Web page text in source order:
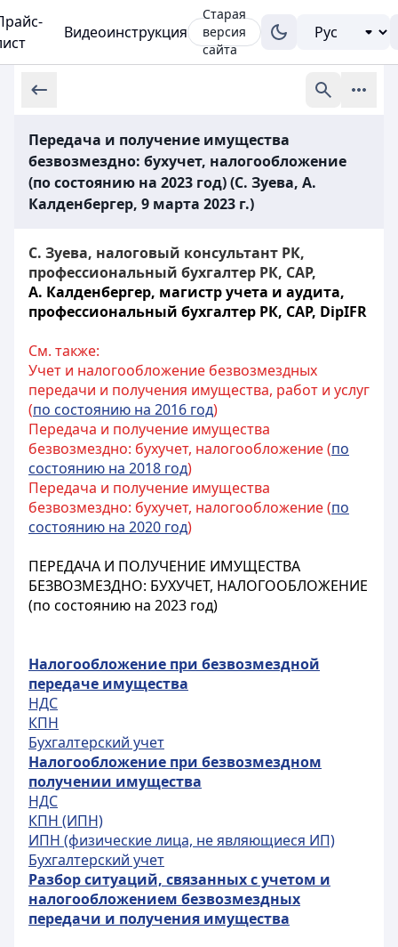
Видеоинструкция
Старая
версия
сайта
Передача и получение имущества
безвозмездно: бухучет, налогообложение
(по состоянию на 2023 год) (С. Зуева, А.
Калденбергер, 9 марта 2023 г.)
С. Зуева, налоговый консультант РК,
профессиональный бухгалтер РК, CAP,
А. Калденбергер, магистр учета и аудита,
профессиональный бухгалтер РК, CAP, DipIFR
См. также:
Учет и налогообложение безвозмездных
передачи и получения имущества, работ и услуг
(по состоянию на 2016 год)
Передача и получение имущества
безвозмездно: бухучет, налогообложение (по
состоянию на 2018 год)
Передача и получение имущества
безвозмездно: бухучет, налогообложение (по
состоянию на 2020 год)
ПЕРЕДАЧА И ПОЛУЧЕНИЕ ИМУЩЕСТВА
БЕЗВОЗМЕЗДНО: БУХУЧЕТ, НАЛОГООБЛОЖЕНИЕ
(по состоянию на 2023 год)
Налогообложение при безвозмездной
передаче имущества
НДС
КПН
Бухгалтерский учет
Налогообложение при безвозмездном
получении имущества
НДС
КПН (ИПН)
ИПН (физические лица, не являющиеся ИП)
Бухгалтерский учет
Разбор ситуаций, связанных с учетом и
налогообложением безвозмездных
передачи и получения имущества